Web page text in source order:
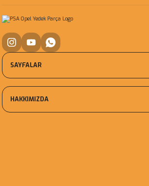
SAYFALAR
HAKKIMIZDA